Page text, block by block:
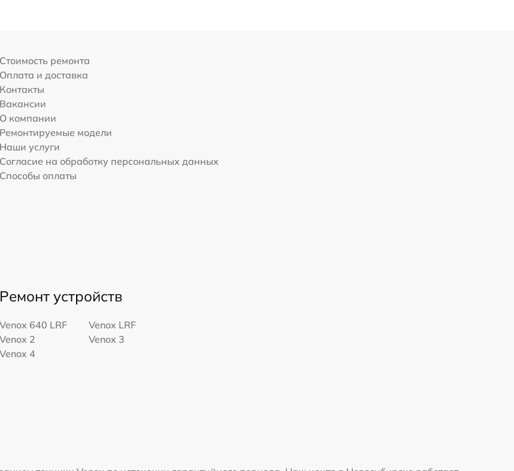
Стоимость ремонта
Оплата и доставка
Контакты
Вакансии
О компании
Ремонтируемые модели
Наши услуги
Согласие на обработку персональных данных
Способы оплаты
Ремонт устройств
Venox 640 LRF
Venox LRF
Venox 2
Venox 3
Venox 4